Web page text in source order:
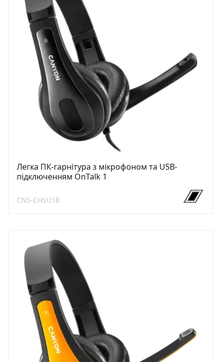
Легка ПК-гарнітура з мікрофоном та USB-
підключенням OnTalk 1
CNS-CHSU1B